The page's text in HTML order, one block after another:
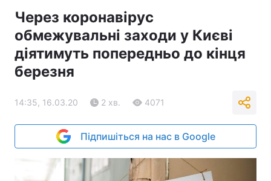
Через коронавірус
обмежувальні заходи у Києві
діятимуть попередньо до кінця
березня
14:35, 16.03.20 2 хв. 4071
Підпишіться на нас в Google